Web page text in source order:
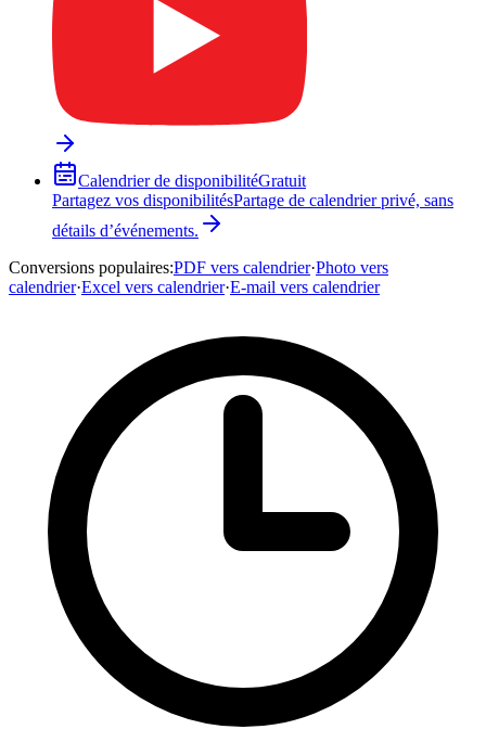
Calendrier de disponibilitéGratuit
Partagez vos disponibilitésPartage de calendrier privé, sans
détails d’événements.
Conversions populaires:PDF vers calendrier·Photo vers
calendrier·Excel vers calendrier·E-mail vers calendrier